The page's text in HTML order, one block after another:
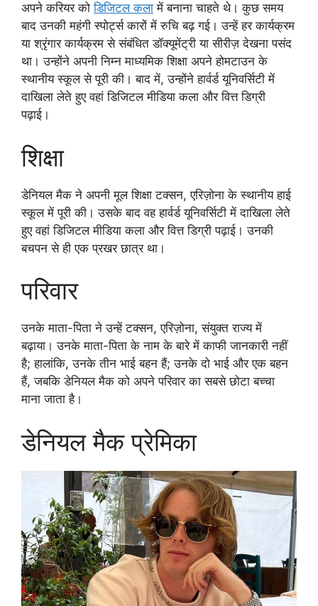
अपने करियर कोडिजिटल कला में बनाना चाहते थे। कुछ समय
बाद उनकी महंगी स्पोर्ट्स कारों में रुचि बढ़ गई। उन्हें हर कार्यक्रम
या श्रृंगार कार्यक्रम से संबंधित डॉक्यूमेंट्री या सीरीज़ देखना पसंद
था। उन्होंने अपनी निम्न माध्यमिक शिक्षा अपने होमटाउन के
स्थानीय स्कूल से पूरी की। बाद में, उन्होंने हार्वर्ड यूनिवर्सिटी में
दाखिला लेते हुए वहां डिजिटल मीडिया कला और वित्त डिग्री
पढ़ाई।
शिक्षा
डेनियल मैक ने अपनी मूल शिक्षा टक्सन, एरिज़ोना के स्थानीय हाई
स्कूल में पूरी की। उसके बाद वह हार्वर्ड यूनिवर्सिटी में दाखिला लेते
हुए वहां डिजिटल मीडिया कला और वित्त डिग्री पढ़ाई। उनकी
बचपन से ही एक प्रखर छात्र था।
परिवार
उनके माता-पिता ने उन्हें टक्सन, एरिज़ोना, संयुक्त राज्य में
बढ़ाया। उनके माता-पिता के नाम के बारे में काफी जानकारी नहीं
है; हालांकि, उनके तीन भाई बहन हैं; उनके दो भाई और एक बहन
हैं, जबकि डेनियल मैक को अपने परिवार का सबसे छोटा बच्चा
माना जाता है।
डेनियल मैक प्रेमिका